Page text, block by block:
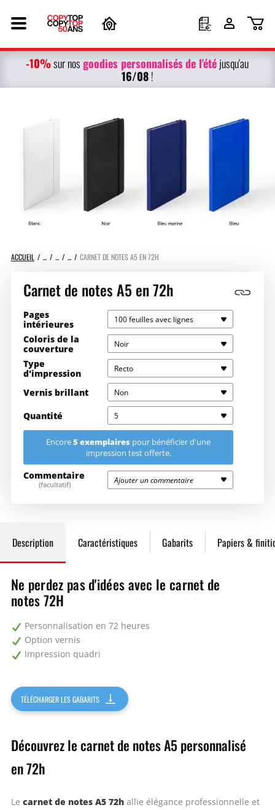
-10%sur nosgoodies personnalisésde l'étéjusqu'au
16/08!
ACCUEIL CARNET DE NOTES A5 EN 72H
Carnet de notes A5 en 72h
Pages
intérieures
100 feuilles avec lignes
Coloris de la
couverture
Noir
Type
d'impression
Recto
Vernis brillant Non
Quantité 5
Saisissez la quantité souhaitée ici
13,50€
13,50€ 67,50€
20
50
100
Encore5 exemplaires pour bénéficier d'une
impression test offerte.
Commentaire
(facultatif) Ajouter un commentaire
Description Caractéristiques Gabarits Papiers &
Ne perdez pas d'idées avec le carnet de
notes 72H
Personnalisation en 72 heures
Option vernis
Impression quadri
TÉLÉCHARGER LES GABARITS
Découvrez le carnet de notes A5 personnalisé
en 72h
Le carnet de notes A5 72hallie élégance professionnelle et